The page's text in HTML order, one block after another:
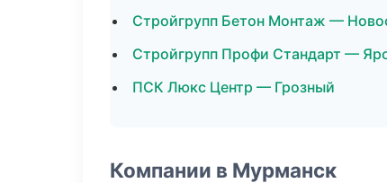
Стройгрупп Бетон Монтаж —
Стройгрупп Профи Стандарт —
ПСК Люкс Центр — Грозный
Компании в Мурманск